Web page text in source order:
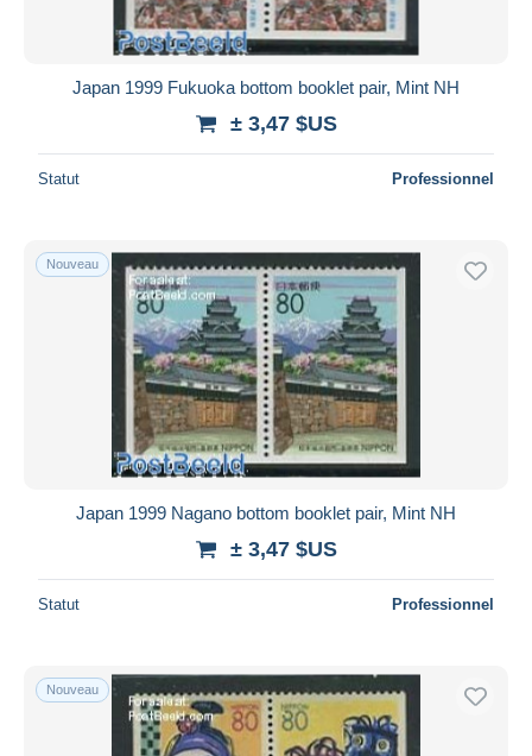
Japan 1999 Fukuoka bottom booklet pair, Mint NH
± 3,47 $US
Statut Professionnel
Nouveau
Japan 1999 Nagano bottom booklet pair, Mint NH
± 3,47 $US
Statut Professionnel
Nouveau